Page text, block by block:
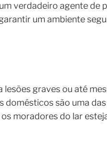
verdadeiro agente de
um ambiente
graves ou até
domésticos são uma
moradores do lar